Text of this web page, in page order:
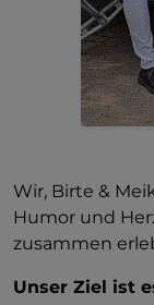
Wir, Birte &
Humor und
zusammen
Unser Ziel ist